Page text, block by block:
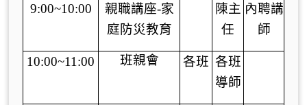
9:00~10:00
親職講座-家
庭防災教育
陳主
任
內聘講
師
10:00~11:00 班親會 各班 各班
導師